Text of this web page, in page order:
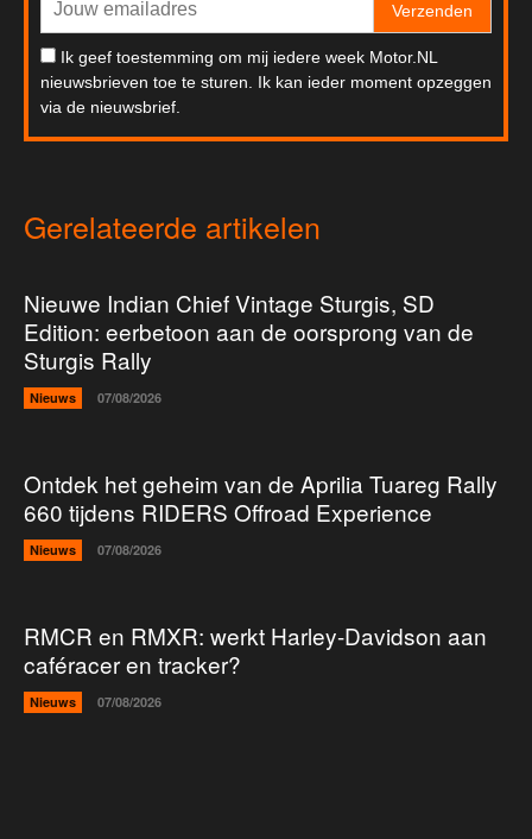
Verzenden
Ik geef toestemming om mij iedere week Motor.NL
nieuwsbrieven toe te sturen. Ik kan ieder moment opzeggen
via de nieuwsbrief.
Gerelateerde artikelen
Nieuwe Indian Chief Vintage Sturgis, SD
Edition: eerbetoon aan de oorsprong van de
Sturgis Rally
Nieuws 07/08/2026
Ontdek het geheim van de Aprilia Tuareg Rally
660 tijdens RIDERS Offroad Experience
Nieuws 07/08/2026
RMCR en RMXR: werkt Harley-Davidson aan
caféracer en tracker?
Nieuws 07/08/2026